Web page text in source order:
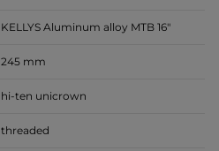
KELLYS Aluminum alloy MTB 16"
245 mm
hi-ten unicrown
threaded